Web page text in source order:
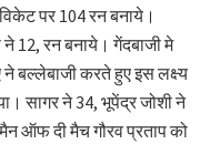
पर 104 रन बनाये।
12, रन बनाये। गेंदबाजी मे
बल्लेबाजी करते हुए इस लक्ष्य
सागर ने 34, भूपेंद्र जोशी ने
ऑफ दी मैच गौरव प्रताप को